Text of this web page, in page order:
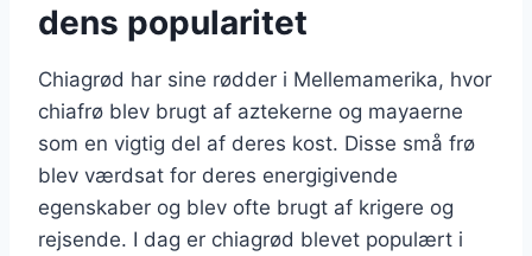
dens popularitet
Chiagrød har sine rødder i Mellemamerika, hvor
chiafrø blev brugt af aztekerne og mayaerne
som en vigtig del af deres kost. Disse små frø
blev værdsat for deres energigivende
egenskaber og blev ofte brugt af krigere og
rejsende. I dag er chiagrød blevet populært i